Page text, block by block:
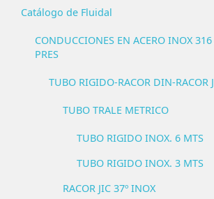
Catálogo de Fluidal
CONDUCCIONES EN ACERO INOX 316
PRES
TUBO RIGIDO-RACOR DIN-RACOR
TUBO TRALE METRICO
TUBO RIGIDO INOX. 6 MTS
TUBO RIGIDO INOX. 3 MTS
RACOR JIC 37º INOX